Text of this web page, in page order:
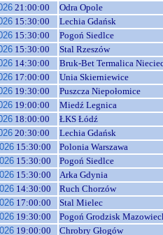
21:00:00
Odra Opole
15:30:00
Lechia Gdańsk
15:30:00
Pogoń Siedlce
15:30:00
Stal Rzeszów
14:30:00
Bruk-Bet Termalica
17:00:00
Unia Skierniewice
19:30:00
Puszcza Niepołomice
19:00:00
Miedź Legnica
18:00:00
ŁKS Łódź
20:30:00
Lechia Gdańsk
15:30:00
Polonia Warszawa
15:30:00
Pogoń Siedlce
15:30:00
Arka Gdynia
14:30:00
Ruch Chorzów
17:00:00
Stal Mielec
19:30:00
Pogoń Grodzisk
19:00:00
Chrobry Głogów